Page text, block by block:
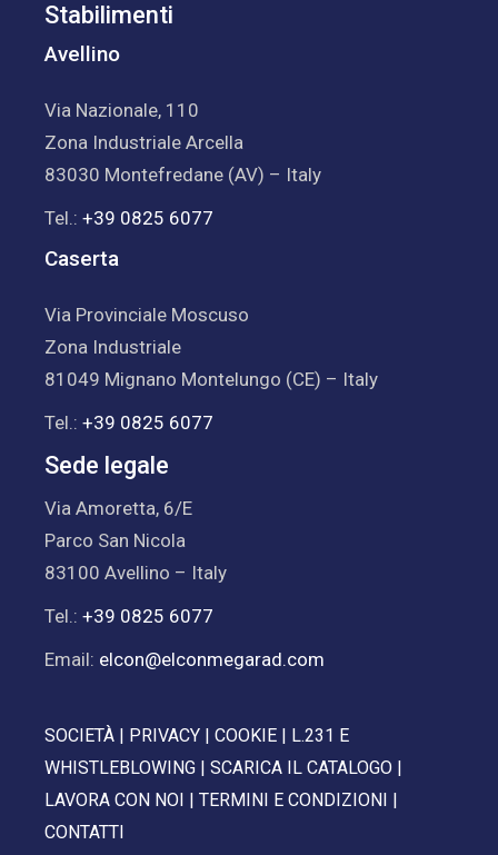
Stabilimenti
Avellino
Via Nazionale, 110
Zona Industriale Arcella
83030 Montefredane (AV) – Italy
Tel.:+39 0825 6077
Caserta
Via Provinciale Moscuso
Zona Industriale
81049 Mignano Montelungo (CE) – Italy
Tel.:+39 0825 6077
Sede legale
Via Amoretta, 6/E
Parco San Nicola
83100 Avellino – Italy
Tel.:+39 0825 6077
Email: elcon@elconmegarad.com
SOCIETÀ | PRIVACY |COOKIE | L.231 E
WHISTLEBLOWING |SCARICA IL CATALOGO |
LAVORA CON NOI |TERMINI E CONDIZIONI |
CONTATTI